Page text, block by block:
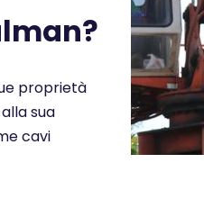
proprietà
sua
cavi